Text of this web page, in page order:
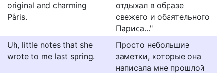
original and charming
Pâris.
отдыхал в образе
свежего и обаятельного
Париса..."
Uh, little notes that she
wrote to me last spring.
Просто небольшие
заметки, которые она
написала мне прошлой